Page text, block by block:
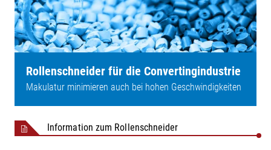
Service
Rollenschneider für die Convertingindustrie
Makulatur minimieren auch bei hohen Geschwindigkeiten
Information zum Rollenschneider